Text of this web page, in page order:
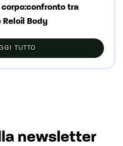
tra
Reloil Body
TUTTO
newsletter